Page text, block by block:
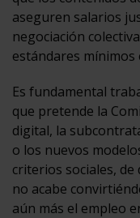
aseguren salarios
negociación
estándares mínimos
Es fundamental
que pretende la
digital, la
o los nuevos
criterios sociales, de
no acabe
aún más el empleo